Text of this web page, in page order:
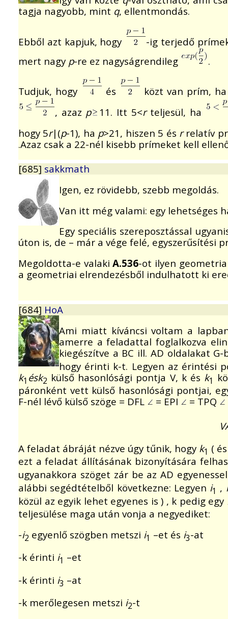
tagja nagyobb, mint q, ellentmondás.
Ebből azt kapjuk, hogy
-ig terjedő
mert nagy p-re ez nagyságrendileg .
Tudjuk, hogy és
közt van prím,
, azaz p 11. Itt 5<rteljesül, ha
hogy 5r|(p-1), ha p>21, hiszen 5 és rrelatív
.Azaz csak a 22-nél kisebb prímeket kell
[685] sakkmath
Igen, ez rövidebb, szebb megoldás.
Van itt még valami: egy lehetséges
Egy speciális szereposztással
úton is, de – már a vége felé, egyszerűsítési
Megoldotta-e valakiA.536-ot ilyen
a geometriai elrendezésből indulhatott ki
[684] HoA
Ami miatt kíváncsi voltam a
amerre a feladattal foglalkozva
kiegészítve a BC ill. AD oldalakat
hogy érinti k-t. Legyen az érintési
k1 ésk2 külső hasonlósági pontja V, k és k1
páronként vett külső hasonlósági pontjai,
F-nél lévő külső szöge = DFL
= EPI = TPQ
A feladat ábráját nézve úgy tűnik, hogy k1 (
ezt a feladat állításának bizonyítására
ugyanakkora szöget zár be az AD
alábbi segédtételből következne: Legyen i1 , i
közül az egyik lehet egyenes is ) , k pedig egy
teljesülése maga után vonja a negyediket:
-i2 egyenlő szögben metszi i1 –et és i3-at
-k érinti i1 –et
-k érinti i3 –at
-k merőlegesen metszi i2-t